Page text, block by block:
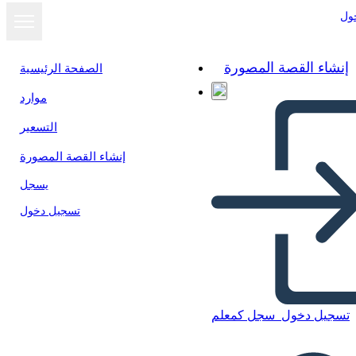
الصفحة الرئيسية
موارد
التسعير
إنشاء القصة المصورة
يسجل
تسجيل دخول
إنشاء القصة المصورة
تسجيل دخول سجل كمعلم